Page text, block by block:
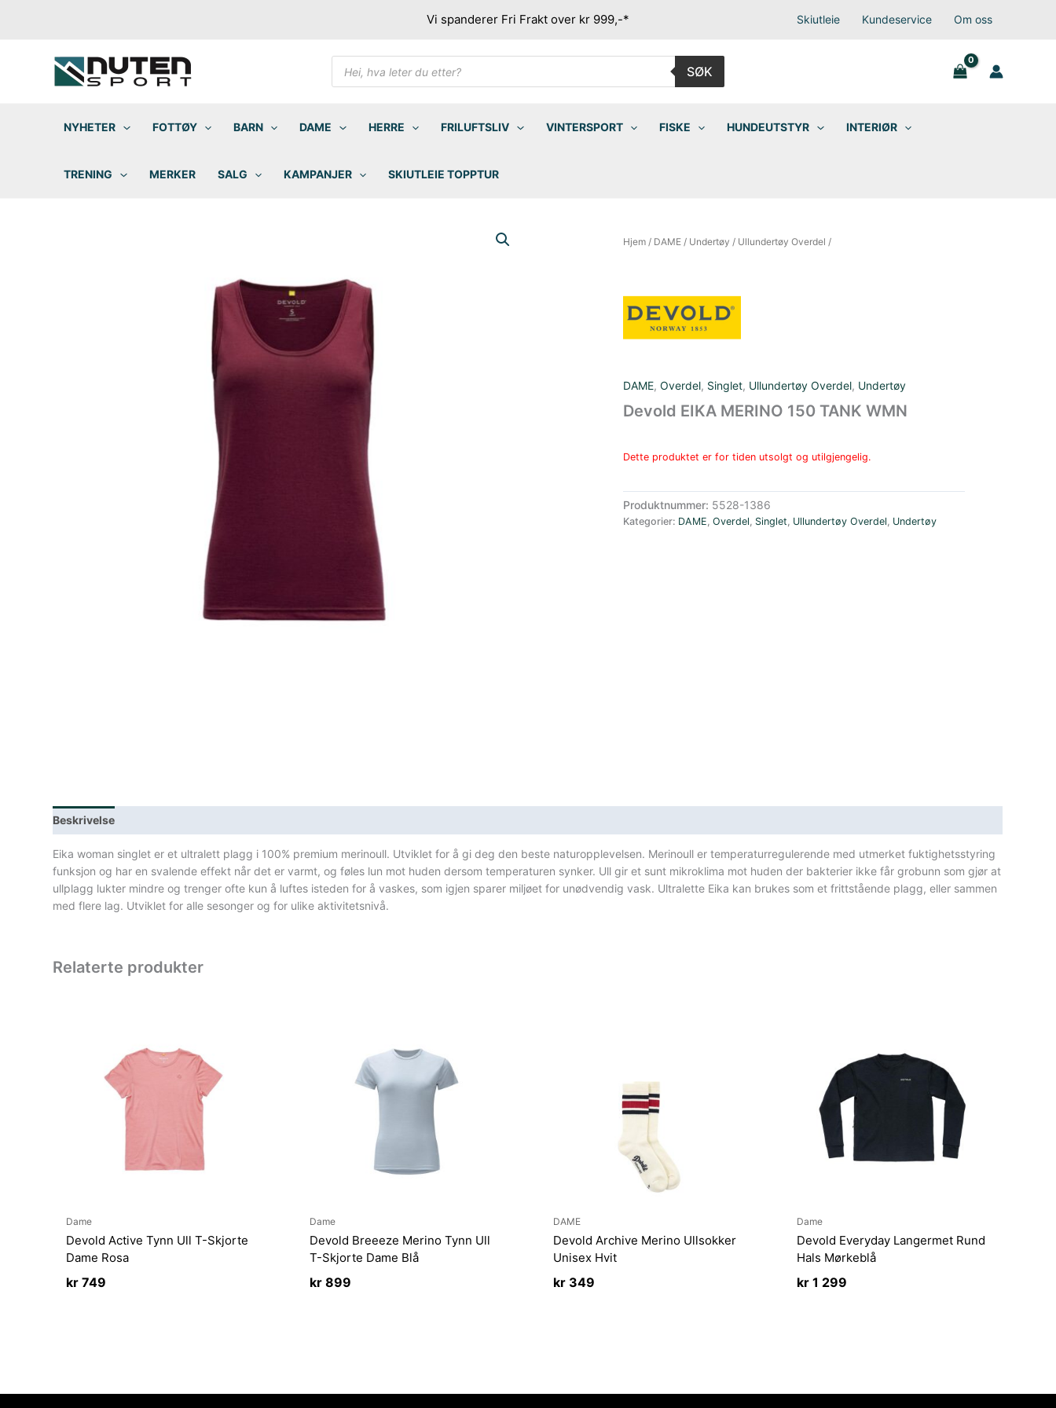
Vi spanderer Fri Frakt over kr 999,-* Skiutleie Kundeservice Om oss
Products
search
SØK
NYHETER FOTTØY BARN DAME HERRE FRILUFTSLIV VINTERSPORT FISKE HUNDEUTSTYR INTERIØR
TRENING MERKER SALG KAMPANJER SKIUTLEIE TOPPTUR
Hjem/ DAME/ Undertøy / Ullundertøy Overdel /
DAME, Overdel, Singlet, Ullundertøy Overdel, Undertøy
Devold EIKA MERINO 150 TANK WMN
Dette produktet er for tiden utsolgt og utilgjengelig.
Produktnummer: 5528-1386
Kategorier: DAME, Overdel, Singlet, Ullundertøy Overdel, Undertøy
Beskrivelse
Eika woman singlet er et ultralett plagg i 100% premium merinoull. Utviklet for å gi deg den beste naturopplevelsen. Merinoull er temperaturregulerende med utmerket fuktighetsstyring
funksjon og har en svalende effekt når det er varmt, og føles lun mot huden dersom temperaturen synker. Ull gir et sunt mikroklima mot huden der bakterier ikke får grobunn som gjør at
ullplagg lukter mindre og trenger ofte kun å luftes isteden for å vaskes, som igjen sparer miljøet for unødvendig vask. Ultralette Eika kan brukes som et frittstående plagg, eller sammen
med flere lag. Utviklet for alle sesonger og for ulike aktivitetsnivå.
Relaterte produkter
Dame
Devold Active Tynn Ull T-Skjorte
Dame Rosa
kr 749
Dame
Devold Breeeze Merino Tynn Ull
T-Skjorte Dame Blå
kr899
DAME
Devold Archive Merino Ullsokker
Unisex Hvit
kr349
Dame
Devold Everyday Langermet Rund
Hals Mørkeblå
kr1 299